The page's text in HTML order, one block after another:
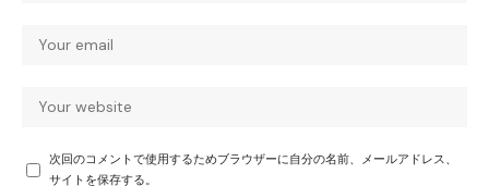
次回のコメントで使用するためブラウザーに自分の名前、メールアドレス、
サイトを保存する。